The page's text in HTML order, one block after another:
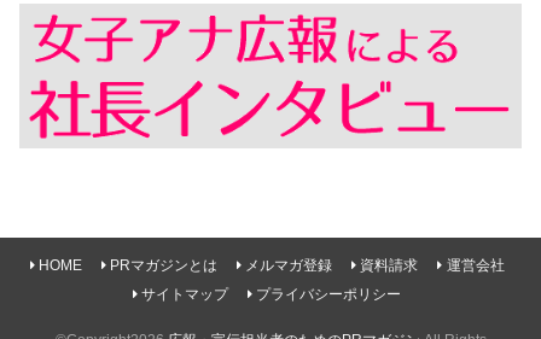
HOME PRマガジンとは メルマガ登録 資料請求
運営会社
サイトマップ
プライバシーポリシー